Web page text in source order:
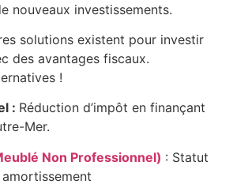
nouveaux investissements.
solutions existent pour investir
des avantages fiscaux.
!
: Réduction d’impôt en finançant
Mer.
Non Professionnel) : Statut